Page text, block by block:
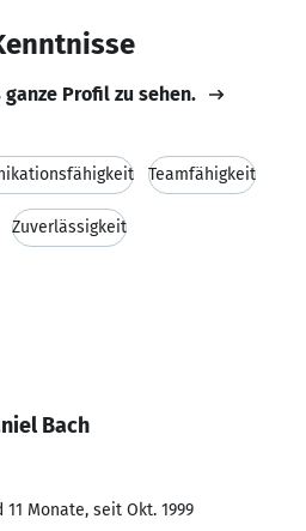
Profil zu sehen.
Teamfähigkeit
Zuverlässigkeit
Bach
11 Monate, seit Okt. 1999